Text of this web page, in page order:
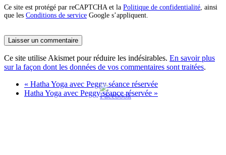
Ce site est protégé par reCAPTCHA et la Politique de confidentialité, ainsi
que les Conditions de service Google s’appliquent.
Ce site utilise Akismet pour réduire les indésirables. En savoir plus
sur la façon dont les données de vos commentaires sont traitées.
« Hatha Yoga avec Peggy séance réservée
Hatha Yoga avec Peggy séance réservée »